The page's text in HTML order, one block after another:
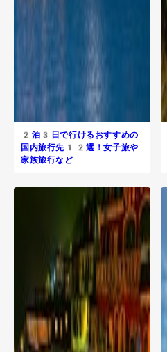
2泊3日で行けるおすすめの
国内旅行先12選！女子旅や
家族旅行など